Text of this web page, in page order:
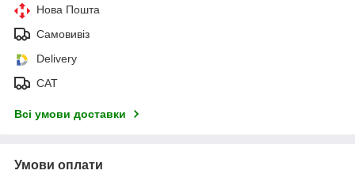
Нова Пошта
Самовивіз
Delivery
САТ
Всі умови доставки
Умови оплати